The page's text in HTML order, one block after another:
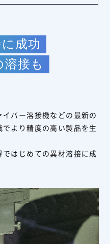
成功
接も
バー溶接機などの最新の
より精度の高い製品を生
はじめての異材溶接に成